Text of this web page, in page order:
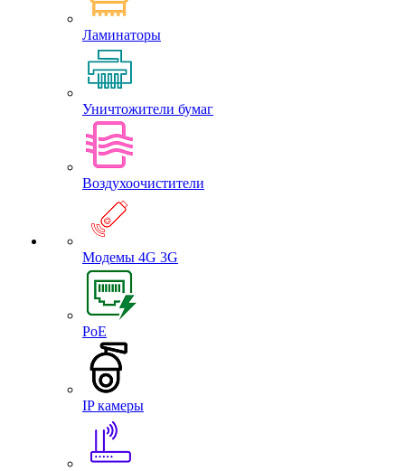
Ламинаторы
Уничтожители бумаг
Воздухоочистители
Модемы 4G 3G
PoE
IP камеры